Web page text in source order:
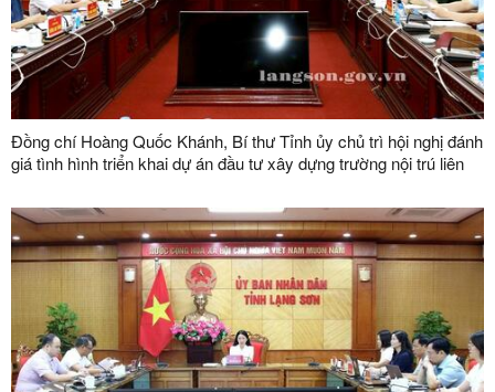
Đồng chí Hoàng Quốc Khánh, Bí thư Tỉnh ủy chủ trì hội nghị đánh
giá tình hình triển khai dự án đầu tư xây dựng trường nội trú liên